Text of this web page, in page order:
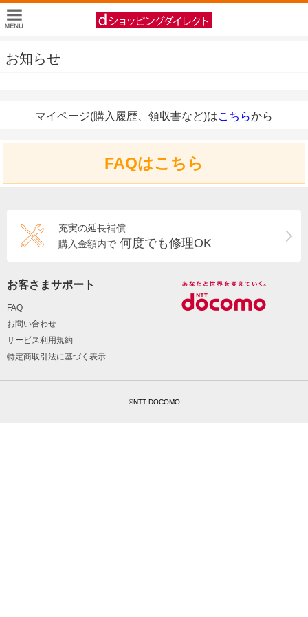
お知らせ
マイページ(購入履歴、領収書など)はこちらから
FAQはこちら
充実の延長補償
購入金額内で 何度でも修理OK
お客さまサポート
FAQ
お問い合わせ
サービス利用規約
特定商取引法に基づく表示
©NTT DOCOMO